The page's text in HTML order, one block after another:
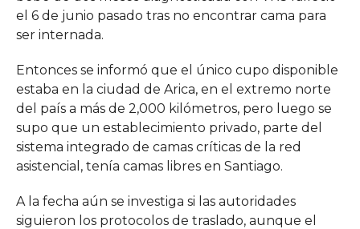
el 6 de junio pasado tras no encontrar cama para
ser internada.
Entonces se informó que el único cupo disponible
estaba en la ciudad de Arica, en el extremo norte
del país a más de 2,000 kilómetros, pero luego se
supo que un establecimiento privado, parte del
sistema integrado de camas críticas de la red
asistencial, tenía camas libres en Santiago.
A la fecha aún se investiga si las autoridades
siguieron los protocolos de traslado, aunque el